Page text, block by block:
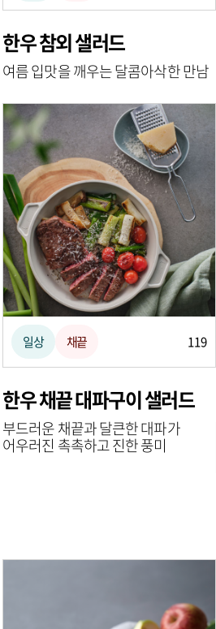
한우 참외 샐러드
여름 입맛을 깨우는 달콤아삭한 만남
일상 채끝 119
한우 채끝 대파구이 샐러드
부드러운 채끝과 달큰한 대파가
어우러진 촉촉하고 진한 풍미